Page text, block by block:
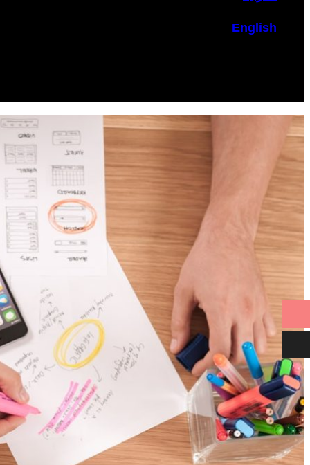
English